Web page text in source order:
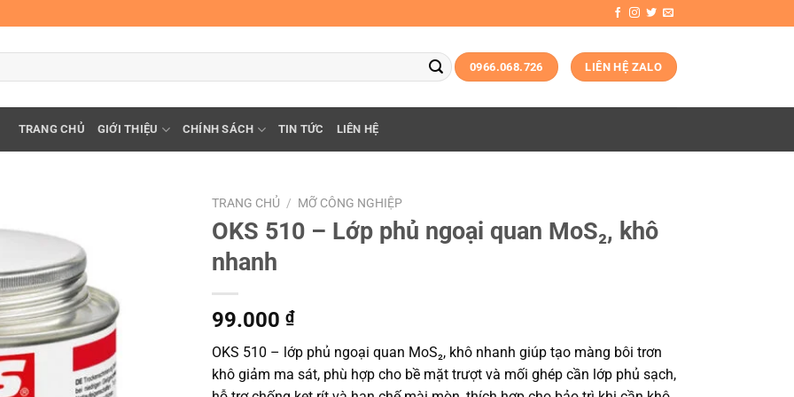
0966.068.726 LIÊN HỆ ZALO
TRANG CHỦ GIỚI THIỆU CHÍNH SÁCH TIN TỨC LIÊN HỆ
TRANG CHỦ / MỠ CÔNG NGHIỆP
OKS 510 – Lớp phủ ngoại quan MoS₂, khô
nhanh
99.000 ₫
OKS 510 – lớp phủ ngoại quan MoS₂, khô nhanh giúp tạo màng bôi trơn
khô giảm ma sát, phù hợp cho bề mặt trượt và mối ghép cần lớp phủ sạch,